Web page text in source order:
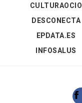
CULTURAOCIO
DESCONECTA
EPDATA.ES
INFOSALUS